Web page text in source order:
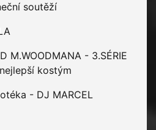
soutěží
M.WOODMANA - 3.SÉRIE
kostým
- DJ MARCEL